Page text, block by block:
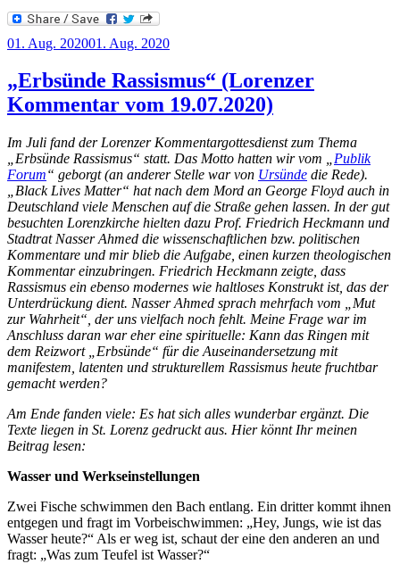
Veröffentlicht
01. Aug. 202001. Aug. 2020
„Erbsünde Rassismus“ (Lorenzer
Kommentar vom 19.07.2020)
Im Juli fand der Lorenzer Kommentargottesdienst zum Thema
„Erbsünde Rassismus“ statt. Das Motto hatten wir vom „ Publik
Forum“ geborgt (an anderer Stelle war von Ursünde die Rede).
„Black Lives Matter“ hat nach dem Mord an George Floyd auch in
Deutschland viele Menschen auf die Straße gehen lassen. In der gut
besuchten Lorenzkirche hielten dazu Prof. Friedrich Heckmann und
Stadtrat Nasser Ahmed die wissenschaftlichen bzw. politischen
Kommentare und mir blieb die Aufgabe, einen kurzen theologischen
Kommentar einzubringen. Friedrich Heckmann zeigte, dass
Rassismus ein ebenso modernes wie haltloses Konstrukt ist, das der
Unterdrückung dient. Nasser Ahmed sprach mehrfach vom „Mut
zur Wahrheit“, der uns vielfach noch fehlt. Meine Frage war im
Anschluss daran war eher eine spirituelle: Kann das Ringen mit
dem Reizwort „Erbsünde“ für die Auseinandersetzung mit
manifestem, latenten und strukturellem Rassismus heute fruchtbar
gemacht werden?
Am Ende fanden viele: Es hat sich alles wunderbar ergänzt. Die
Texte liegen in St. Lorenz gedruckt aus. Hier könnt Ihr meinen
Beitrag lesen:
Wasser und Werkseinstellungen
Zwei Fische schwimmen den Bach entlang. Ein dritter kommt ihnen
entgegen und fragt im Vorbeischwimmen: „Hey, Jungs, wie ist das
Wasser heute?“ Als er weg ist, schaut der eine den anderen an und
fragt: „Was zum Teufel ist Wasser?“